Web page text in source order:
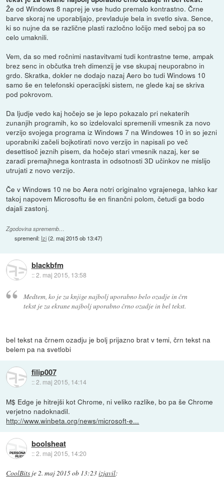
Že od Windows 8 naprej je vse hudo premalo kontrastno. Črne
barve skoraj ne uporabljajo, prevladuje bela in svetlo siva. Sence,
ki so nujne da se različne plasti razločno ločijo med seboj pa so
celo umaknili.
Vem, da so med ročnimi nastavitvami tudi kontrastne teme, ampak
brez senc in občutka treh dimenzij je vse skupaj neuporabno in
grdo. Skratka, dokler ne dodajo nazaj Aero bo tudi Windows 10
samo še en telefonski operacijski sistem, ne glede kaj se skriva
pod pokrovom.
Da ljudje vedo kaj hočejo se je lepo pokazalo pri nekaterih
zunanjih programih, ko so izdelovalci spremenili vmesnik za novo
verzijo svojega programa iz Windows 7 na Windowes 10 in so jezni
uporabniki začeli bojkotirati novo verzijo in napisali po več
desettisoč jeznih pisem, da hočejo stari vmesnik nazaj, ker se
zaradi premajhnega kontrasta in odsotnosti 3D učinkov ne mislijo
utrujati z novo verzijo.
Če v Windows 10 ne bo Aera notri originalno vgrajenega, lahko kar
takoj napovem Microsoftu še en finančni polom, četudi ga bodo
dajali zastonj.
Zgodovina sprememb…
spremenil: Izi(2. maj 2015 ob 13:47)
blackbfm
::2. maj 2015, 13:58
Medtem, ko je za knjige najbolj uporabno belo ozadje in črn
tekst je za ekrane najbolj uporabno črno ozadje in bel tekst.
bel tekst na črnem ozadju je bolj prijazno brat v temi, črn tekst na
belem pa na svetlobi
filip007
::2. maj 2015, 14:14
M$ Edge je hitrejši kot Chrome, ni veliko razlike, bo pa še Chrome
verjetno nadoknadil.
http://www.winbeta.org/news/microsoft-e...
boolsheat
::2. maj 2015, 14:20
CoolBits je2. maj 2015 ob 13:23izjavil: